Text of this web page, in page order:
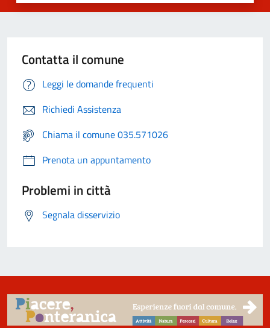
Contatta il comune
Leggi le domande frequenti
Richiedi Assistenza
Chiama il comune 035.571026
Prenota un appuntamento
Problemi in città
Segnala disservizio